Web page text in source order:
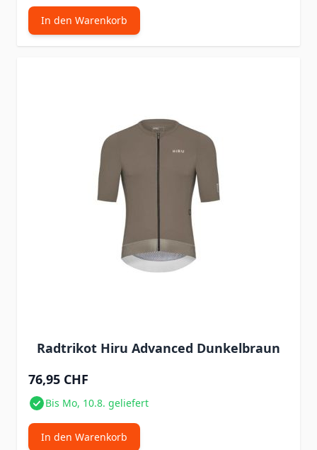
In den Warenkorb
Radtrikot Hiru Advanced Dunkelbraun
76,95 CHF
Bis Mo, 10.8. geliefert
In den Warenkorb